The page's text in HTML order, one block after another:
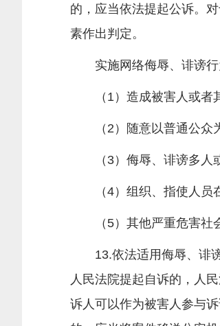
的，应当依法提起公诉。
素作出判定。
实施网络侮辱、诽谤行
（1）造成被害人或者其
（2）随意以普通公众为
（3）侮辱、诽谤多人或
（4）组织、指使人员在
（5）其他严重危害社会
13.依法适用侮辱、诽谤
人民法院提起自诉的，人
诉人可以作为被害人参与